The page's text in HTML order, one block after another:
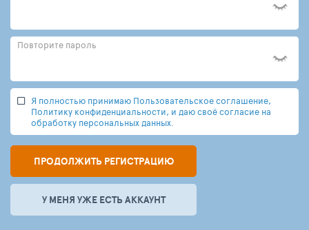
Повторите пароль
Я полностью принимаю Пользовательское соглашение,
Политику конфиденциальности, и даю своё согласие на
обработку персональных данных.
ПРОДОЛЖИТЬ РЕГИСТРАЦИЮ
У МЕНЯ УЖЕ ЕСТЬ АККАУНТ